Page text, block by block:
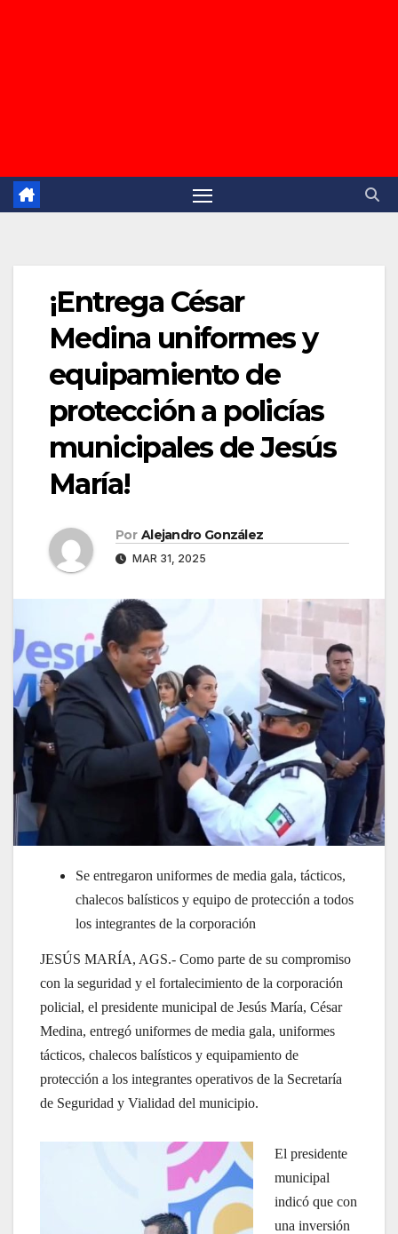
¡Entrega César
Medina uniformes y
equipamiento de
protección a policías
municipales de Jesús
María!
Por Alejandro González
MAR 31, 2025
Se entregaron uniformes de media gala, tácticos,
chalecos balísticos y equipo de protección a todos
los integrantes de la corporación
JESÚS MARÍA, AGS.- Como parte de su compromiso
con la seguridad y el fortalecimiento de la corporación
policial, el presidente municipal de Jesús María, César
Medina, entregó uniformes de media gala, uniformes
tácticos, chalecos balísticos y equipamiento de
protección a los integrantes operativos de la Secretaría
de Seguridad y Vialidad del municipio.
El presidente
municipal
indicó que con
una inversión